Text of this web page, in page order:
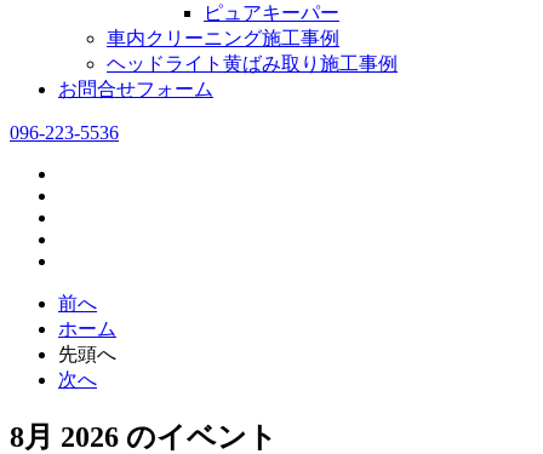
ピュアキーパー
車内クリーニング施工事例
ヘッドライト黄ばみ取り施工事例
お問合せフォーム
096-223-5536
前へ
ホーム
先頭へ
次へ
8月 2026 のイベント